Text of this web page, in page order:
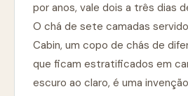
por anos, vale dois a três dias
O chá de sete camadas servido
Cabin, um copo de chás de
que ficam estratificados em
escuro ao claro, é uma